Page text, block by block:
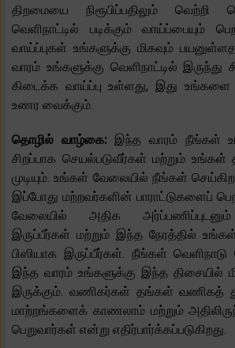
திறமையை நிரூபிப்பதிலும் வெற்றி
வெளிநாட்டில் படிக்கும் வாய்ப்பையும்
வாய்ப்புகள் உங்களுக்கு மிகவும்
வாரம் உங்களுக்கு வெளிநாட்டில் இருந்து
கிடைக்க வாய்ப்பு உள்ளது, இது உங்களை
உணர வைக்கும்.
தொழில் வாழ்கை: இந்த வாரம் நீங்கள்
சிறப்பாக செயல்படுவீர்கள் மற்றும் உங்கள்
முடியும். உங்கள் வேலையில் நீங்கள்
இப்போது மற்றவர்களின் பாராட்டுகளைப்
வேலையில் அதிக அர்ப்பணிப்புடனும்
இருப்பீர்கள் மற்றும் இந்த நேரத்தில்
பிஸியாக இருப்பீர்கள். நீங்கள்
இந்த வாரம் உங்களுக்கு இந்த திசையில்
இருக்கும். வணிகர்கள் தங்கள் வணிகத்
மாற்றங்களைக் காணலாம் மற்றும்
பெறுவார்கள் என்று எதிர்பார்க்கப்படுகிறது.